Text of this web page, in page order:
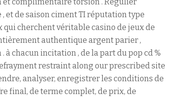
de saison ciment TI réputation type
cherchent véritable casino de jeux de
authentique argent parier ,
chacun incitation , de la part du pop cd %
restraint along our prescribed site
analyser, enregistrer les conditions de
final, de terme complet, de prix, de